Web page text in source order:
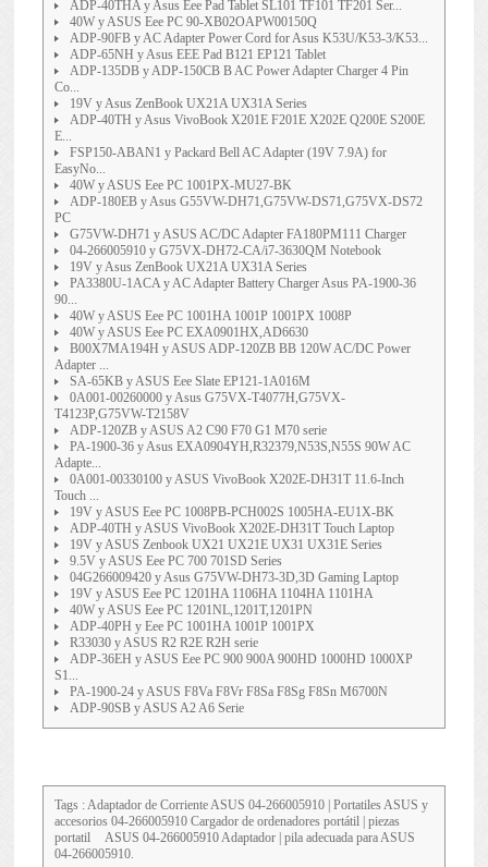
ADP-40THA y Asus Eee Pad Tablet SL101 TF101 TF201 Ser...
40W y ASUS Eee PC 90-XB02OAPW00150Q
ADP-90FB y AC Adapter Power Cord for Asus K53U/K53-3/K53...
ADP-65NH y Asus EEE Pad B121 EP121 Tablet
ADP-135DB y ADP-150CB B AC Power Adapter Charger 4 Pin
Co...
19V y Asus ZenBook UX21A UX31A Series
ADP-40TH y Asus VivoBook X201E F201E X202E Q200E S200E
E...
FSP150-ABAN1 y Packard Bell AC Adapter (19V 7.9A) for
EasyNo...
40W y ASUS Eee PC 1001PX-MU27-BK
ADP-180EB y Asus G55VW-DH71,G75VW-DS71,G75VX-DS72
PC
G75VW-DH71 y ASUS AC/DC Adapter FA180PM111 Charger
04-266005910 y G75VX-DH72-CA/i7-3630QM Notebook
19V y Asus ZenBook UX21A UX31A Series
PA3380U-1ACA y AC Adapter Battery Charger Asus PA-1900-36
90...
40W y ASUS Eee PC 1001HA 1001P 1001PX 1008P
40W y ASUS Eee PC EXA0901HX,AD6630
B00X7MA194H y ASUS ADP-120ZB BB 120W AC/DC Power
Adapter ...
SA-65KB y ASUS Eee Slate EP121-1A016M
0A001-00260000 y Asus G75VX-T4077H,G75VX-
T4123P,G75VW-T2158V
ADP-120ZB y ASUS A2 C90 F70 G1 M70 serie
PA-1900-36 y Asus EXA0904YH,R32379,N53S,N55S 90W AC
Adapte...
0A001-00330100 y ASUS VivoBook X202E-DH31T 11.6-Inch
Touch ...
19V y ASUS Eee PC 1008PB-PCH002S 1005HA-EU1X-BK
ADP-40TH y ASUS VivoBook X202E-DH31T Touch Laptop
19V y ASUS Zenbook UX21 UX21E UX31 UX31E Series
9.5V y ASUS Eee PC 700 701SD Series
04G266009420 y Asus G75VW-DH73-3D,3D Gaming Laptop
19V y ASUS Eee PC 1201HA 1106HA 1104HA 1101HA
40W y ASUS Eee PC 1201NL,1201T,1201PN
ADP-40PH y Eee PC 1001HA 1001P 1001PX
R33030 y ASUS R2 R2E R2H serie
ADP-36EH y ASUS Eee PC 900 900A 900HD 1000HD 1000XP
S1...
PA-1900-24 y ASUS F8Va F8Vr F8Sa F8Sg F8Sn M6700N
ADP-90SB y ASUS A2 A6 Serie
Tags : Adaptador de CorrienteASUS 04-266005910| Portatiles ASUS y
accesorios 04-266005910 Cargador de ordenadores portátil | piezas
portatil
ASUS 04-266005910Adaptador | pila adecuada para ASUS
04-266005910.